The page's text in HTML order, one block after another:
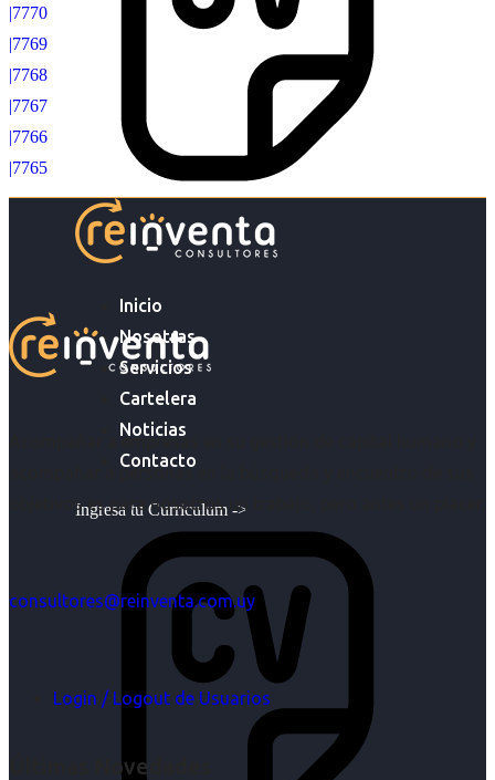
Inicio
Nosotras
Servicios
Cartelera
Noticias
Contacto
Ingresa tu Curriculum ->
|7770
|7769
|7768
|7767
|7766
|7765
Acompañar a empresas en su gestión de capital humano y
acompañar a personas en la búsqueda y encuentro de sus
objetivos es para nosotros un trabajo, pero antes un placer.
consultores@reinventa.com.uy
Login / Logout de Usuarios
Últimas Novedades